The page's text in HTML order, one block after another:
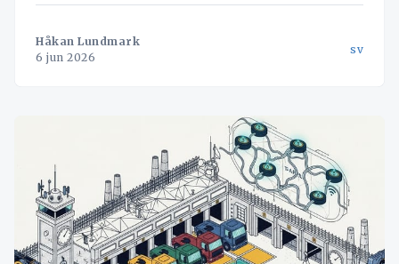
rekryteringsstriden. Läs hur Navichain sätter
människan i centrum för logistiken.
Håkan Lundmark
6 jun 2026
sv